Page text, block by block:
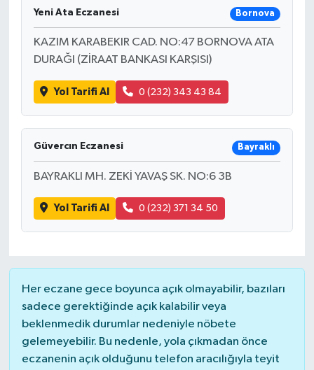
Yeni Ata Eczanesi Bornova
KAZIM KARABEKIR CAD. NO:47 BORNOVA ATA
DURAĞI (ZİRAAT BANKASI KARŞISI)
Yol Tarifi Al 0 (232) 343 43 84
Güvercın Eczanesi Bayraklı
BAYRAKLI MH. ZEKİ YAVAŞ SK. NO:6 3B
Yol Tarifi Al 0 (232) 371 34 50
Her eczane gece boyunca açık olmayabilir, bazıları
sadece gerektiğinde açık kalabilir veya
beklenmedik durumlar nedeniyle nöbete
gelemeyebilir. Bu nedenle, yola çıkmadan önce
eczanenin açık olduğunu telefon aracılığıyla teyit